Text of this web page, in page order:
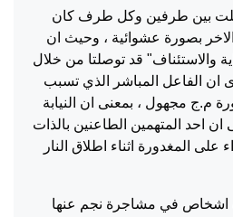
بين طرفين وكل طرف كان
بصورة عشوائية ، وحيث ان
والاستئناف" قد توصلتا من خلال
ان الفاعل المباشر الذي تسبب
م.ج مجهول ، بمعنى ان النيابة
ان احد المتهمين الطاعنين بالذات
على المغدورة اثناء اطلاق النار
اشخاص في مشاجرة نجم عنها